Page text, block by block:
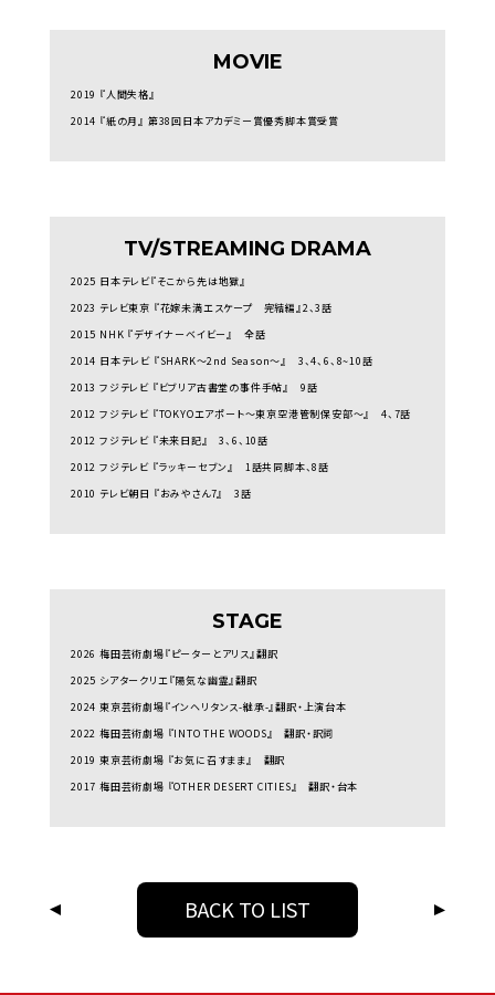
MOVIE
2019 『人間失格』
2014 『紙の月』 第38回日本アカデミー賞優秀脚本賞受賞
TV/STREAMING DRAMA
2025 日本テレビ『そこから先は地獄』
2023 テレビ東京 『花嫁未満エスケープ 完結編』2、3話
2015 NHK 『デザイナーベイビー』 全話
2014 日本テレビ 『SHARK～2nd Season～』 3、4、6、8~10話
2013 フジテレビ 『ビブリア古書堂の事件手帖』 9話
2012 フジテレビ 『TOKYOエアポート～東京空港管制保安部～』 4、7話
2012 フジテレビ 『未来日記』 3、6、10話
2012 フジテレビ 『ラッキーセブン』 1話共同脚本、8話
2010 テレビ朝日 『おみやさん7』 3話
STAGE
2026 梅田芸術劇場『ピーターとアリス』翻訳
2025 シアタークリエ『陽気な幽霊』翻訳
2024 東京芸術劇場『インヘリタンス-継承-』翻訳・上演台本
2022 梅田芸術劇場 『INTO THE WOODS』 翻訳・訳詞
2019 東京芸術劇場 『お気に召すまま』 翻訳
2017 梅田芸術劇場 『OTHER DESERT CITIES』 翻訳・台本
BACK TO LIST